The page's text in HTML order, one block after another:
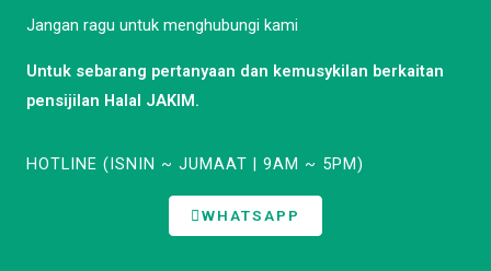
Jangan ragu untuk menghubungi kami
Untuk sebarang pertanyaan dan kemusykilan berkaitan
pensijilan Halal JAKIM.
HOTLINE (ISNIN ~ JUMAAT | 9AM ~ 5PM)
WHATSAPP